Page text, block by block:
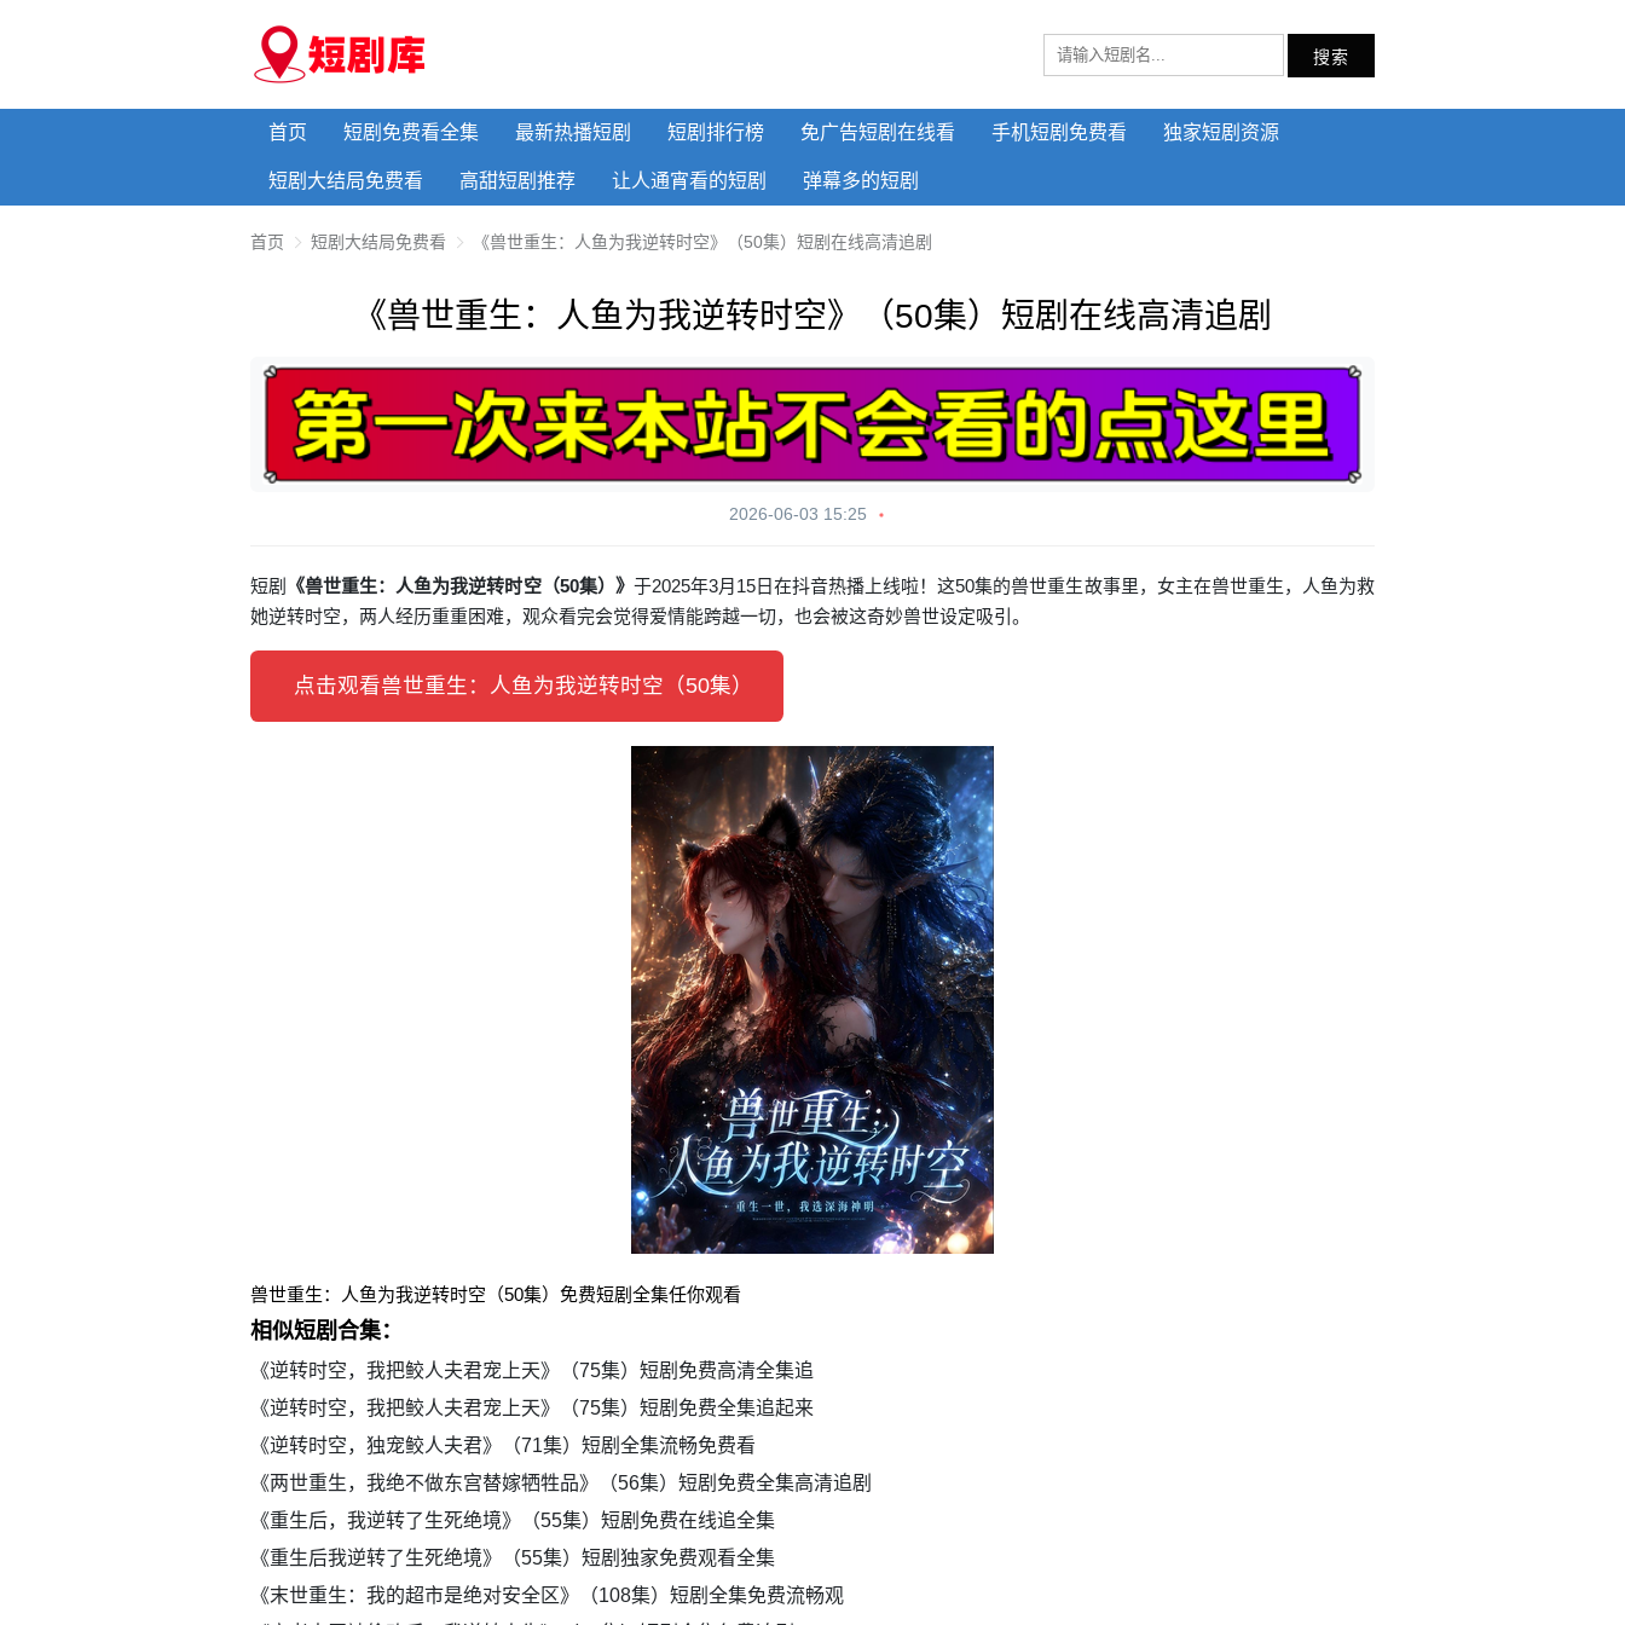
搜索
首页 短剧免费看全集 最新热播短剧 短剧排行榜 免广告短剧在线看 手机短剧免费看 独家短剧资源
短剧大结局免费看 高甜短剧推荐 让人通宵看的短剧 弹幕多的短剧
首页 短剧大结局免费看 《兽世重生：人鱼为我逆转时空》（50集）短剧在线高清追剧
《兽世重生：人鱼为我逆转时空》（50集）短剧在线高清追剧
2026-06-03 15:25
短剧 《兽世重生：人鱼为我逆转时空（50集）》 于2025年3月15日在抖音热播上线啦！这50集的兽世重生故事里，女主在兽世重生，人鱼为救
她逆转时空，两人经历重重困难，观众看完会觉得爱情能跨越一切，也会被这奇妙兽世设定吸引。
点击观看兽世重生：人鱼为我逆转时空（50集）
兽世重生：人鱼为我逆转时空（50集）免费短剧全集任你观看
相似短剧合集：
《逆转时空，我把鲛人夫君宠上天》（75集）短剧免费高清全集追
《逆转时空，我把鲛人夫君宠上天》（75集）短剧免费全集追起来
《逆转时空，独宠鲛人夫君》（71集）短剧全集流畅免费看
《两世重生，我绝不做东宫替嫁牺牲品》（56集）短剧免费全集高清追剧
《重生后，我逆转了生死绝境》（55集）短剧免费在线追全集
《重生后我逆转了生死绝境》（55集）短剧独家免费观看全集
《末世重生：我的超市是绝对安全区》（108集）短剧全集免费流畅观